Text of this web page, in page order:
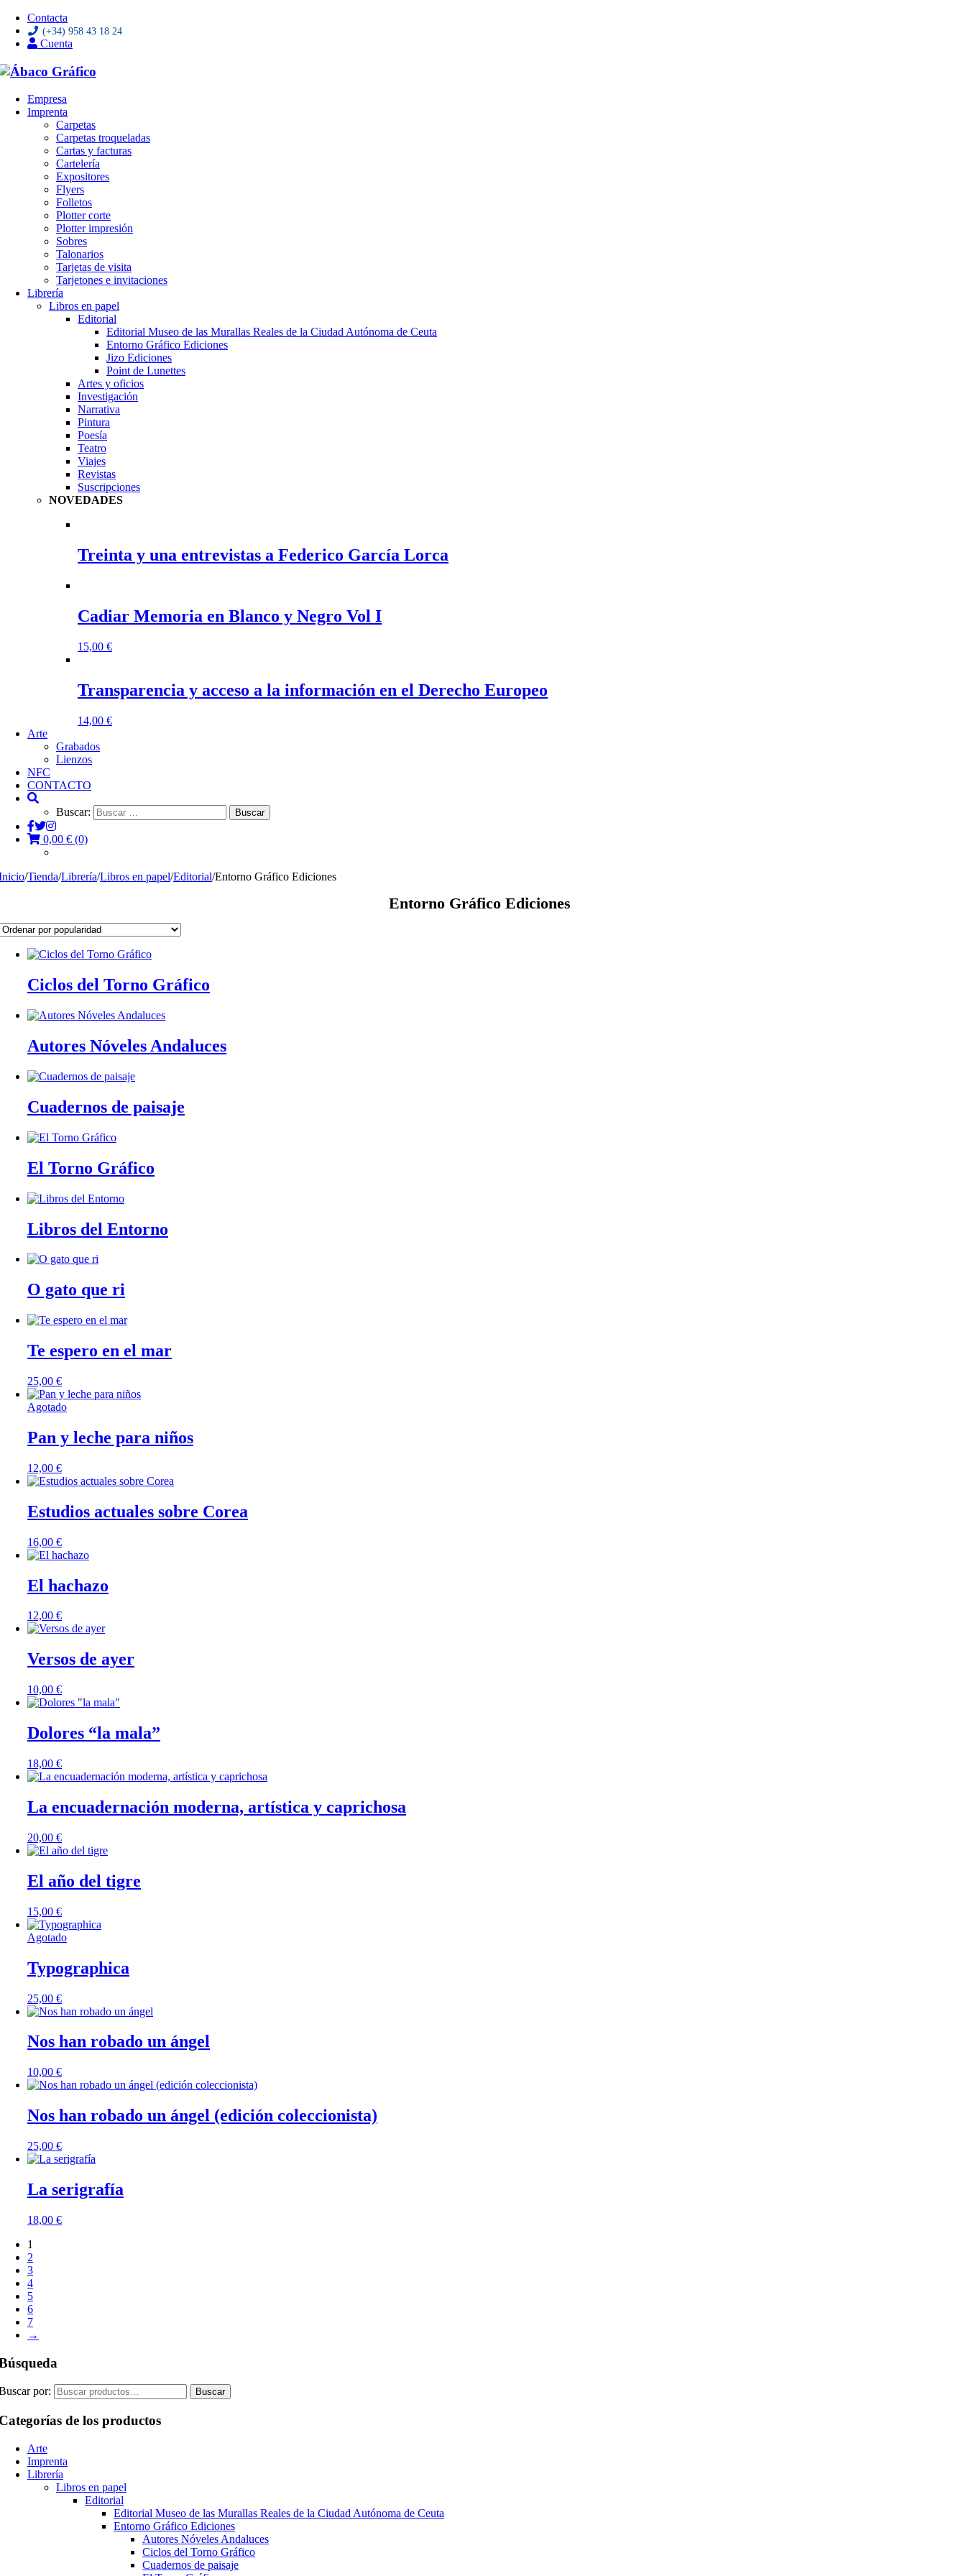
Contacta
(+34) 958 43 18 24
Cuenta
Empresa
Imprenta
Carpetas
Carpetas troqueladas
Cartas y facturas
Cartelería
Expositores
Flyers
Folletos
Plotter corte
Plotter impresión
Sobres
Talonarios
Tarjetas de visita
Tarjetones e invitaciones
Librería
Libros en papel
Editorial
Editorial Museo de las Murallas Reales de la Ciudad Autónoma de Ceuta
Entorno Gráfico Ediciones
Jizo Ediciones
Point de Lunettes
Artes y oficios
Investigación
Narrativa
Pintura
Poesía
Teatro
Viajes
Revistas
Suscripciones
NOVEDADES
Treinta y una entrevistas a Federico García Lorca
Cadiar Memoria en Blanco y Negro Vol I
15,00 €
Transparencia y acceso a la información en el Derecho Europeo
14,00 €
Arte
Grabados
Lienzos
NFC
CONTACTO
Buscar:
0,00 € (0)
/Tienda/Librería/Libros en papel/Editorial/Entorno Gráfico Ediciones
Entorno Gráfico Ediciones
Ciclos del Torno Gráfico
Autores Nóveles Andaluces
Cuadernos de paisaje
El Torno Gráfico
Libros del Entorno
O gato que ri
Te espero en el mar
25,00 €
Agotado
Pan y leche para niños
12,00 €
Estudios actuales sobre Corea
16,00 €
El hachazo
12,00 €
Versos de ayer
10,00 €
Dolores “la mala”
18,00 €
La encuadernación moderna, artística y caprichosa
20,00 €
El año del tigre
15,00 €
Agotado
Typographica
25,00 €
Nos han robado un ángel
10,00 €
Nos han robado un ángel (edición coleccionista)
25,00 €
La serigrafía
18,00 €
1
2
3
4
5
6
7
→
por: Buscar
de los productos
Arte
Imprenta
Librería
Libros en papel
Editorial
Editorial Museo de las Murallas Reales de la Ciudad Autónoma de Ceuta
Entorno Gráfico Ediciones
Autores Nóveles Andaluces
Ciclos del Torno Gráfico
Cuadernos de paisaje